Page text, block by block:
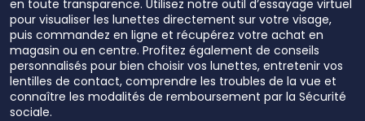
en toute transparence. Utilisez notre outil d’essayage virtuel
pour visualiser les lunettes directement sur votre visage,
puis commandez en ligne et récupérez votre achat en
magasin ou en centre. Profitez également de conseils
personnalisés pour bien choisir vos lunettes, entretenir vos
lentilles de contact, comprendre les troubles de la vue et
connaître les modalités de remboursement par la Sécurité
sociale.